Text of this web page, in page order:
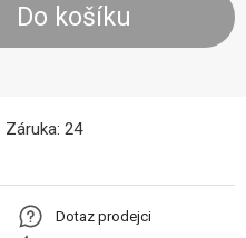
Do košíku
Záruka: 24
Dotaz prodejci